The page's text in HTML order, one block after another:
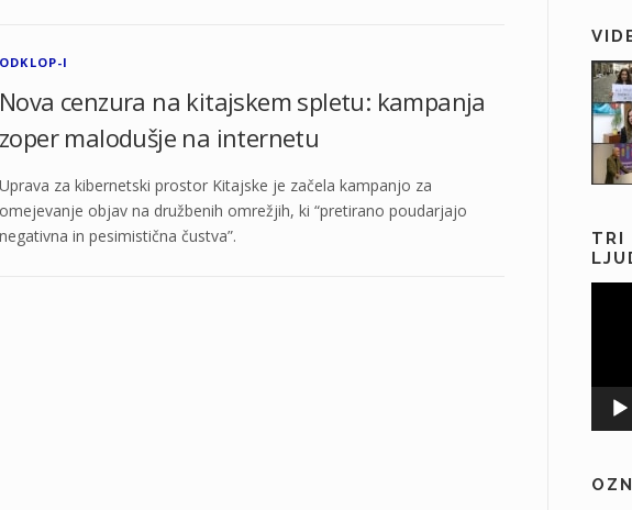
ODKLOP-I
Nova cenzura na kitajskem spletu: kampanja
zoper malodušje na internetu
Uprava za kibernetski prostor Kitajske je začela kampanjo za
omejevanje objav na družbenih omrežjih, ki “pretirano poudarjajo
negativna in pesimistična čustva”.
TRI